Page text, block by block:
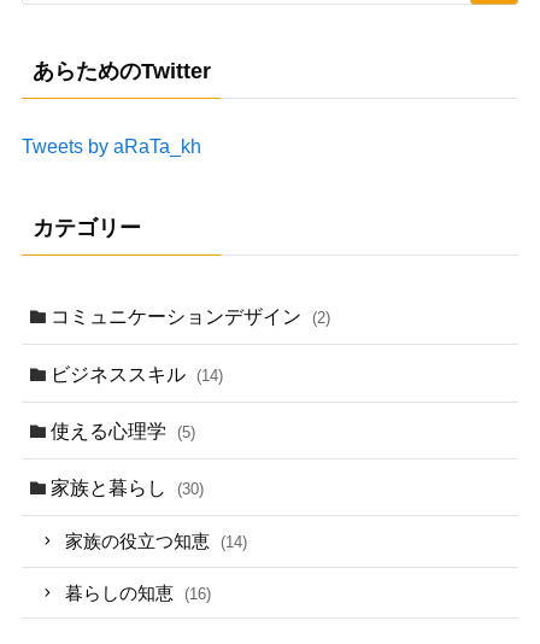
あらためのTwitter
Tweets by aRaTa_kh
カテゴリー
コミュニケーションデザイン (2)
ビジネススキル (14)
使える心理学 (5)
家族と暮らし (30)
家族の役立つ知恵 (14)
暮らしの知恵 (16)